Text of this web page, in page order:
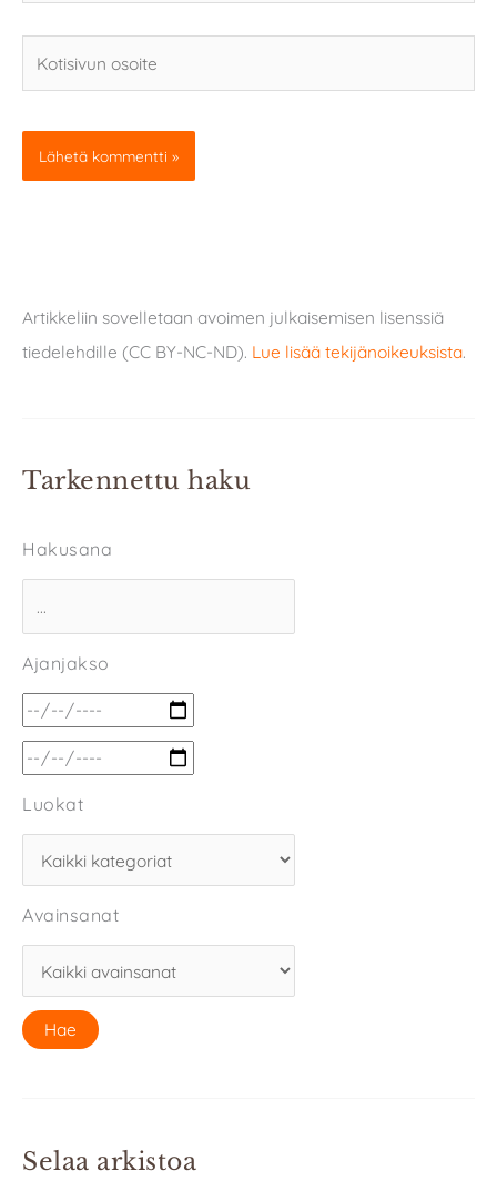
osoite
Artikkeliin sovelletaan avoimen julkaisemisen lisenssiä
tiedelehdille (CC BY-NC-ND). Lue lisää tekijänoikeuksista.
Tarkennettu haku
Hakusana
Ajanjakso
Luokat
Avainsanat
Selaa arkistoa